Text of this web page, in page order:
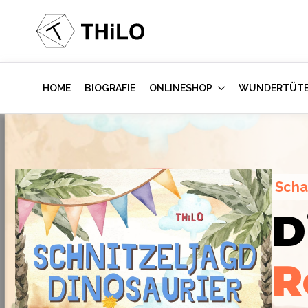
HOME BIOGRAFIE ONLINESHOP
Hollywood-
im
Escape Room (ab 8 oder 12 Jahre)
Locked-up